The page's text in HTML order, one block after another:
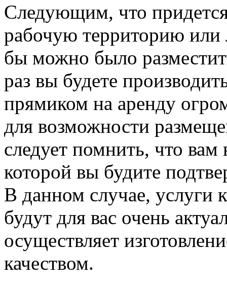
Следующим, что придется
рабочую территорию или
бы можно было
раз вы будете
прямиком на аренду
для возможности
следует помнить, что вам
которой вы будите
В данном случае,
будут для вас очень
осуществляет
качеством.